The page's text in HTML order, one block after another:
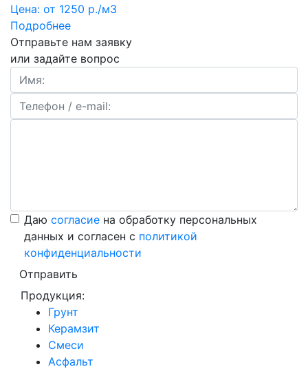
Цена: от 1250 р./м3
Подробнее
Отправьте нам заявку
или задайте вопрос
Даю согласие на обработку персональных
данных и согласен с политикой
конфиденциальности
Отправить
Продукция:
Грунт
Керамзит
Смеси
Асфальт